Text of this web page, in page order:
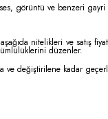
ses, görüntü ve benzeri
nitelikleri ve satış
düzenler.
ve değiştirilene kadar